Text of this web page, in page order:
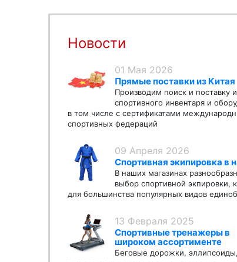
Новости
01 Мая 2026
Прямые поставки из Китая
Производим поиск и поставку
спортивного инвентаря и
в том числе с сертификатами
спортивных федераций
09 Апреля 2026
Спортивная экипировка в
В наших магазинах
выбор спортивной экпировки,
для большинства популярных видов
13 Февраля 2025
Спортивные тренажеры в
широком ассортименте
Беговые дорожки, эллипсоиды,